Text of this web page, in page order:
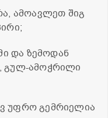
ამოავლეთ შიგ
და ზემოდან
გულ-ამოჭრილი
უფრო გემრიელია